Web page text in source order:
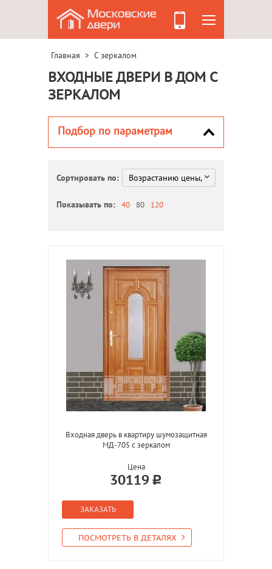
Главная > С зеркалом
ВХОДНЫЕ ДВЕРИ В ДОМ С
ЗЕРКАЛОМ
Подбор по параметрам
Сортировать по:
Показывать по: 40 80 120
Входная дверь в квартиру шумозащитная
МД-705 с зеркалом
Цена
30119
ЗАКАЗАТЬ
ПОСМОТРЕТЬ В ДЕТАЛЯХ